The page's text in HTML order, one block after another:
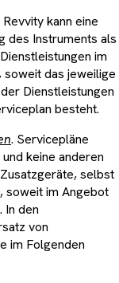
Revvity kann eine
des Instruments als
im
soweit das jeweilige
Dienstleistungen
besteht.
. Servicepläne
keine anderen
selbst
soweit im Angebot
In den
von
im Folgenden